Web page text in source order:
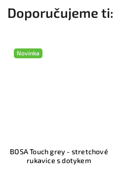
Novinka
BOSA Touch grey - stretchové
rukavice s dotykem